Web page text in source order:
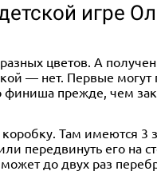
игре
цветов. А
— нет. Первые
финиша прежде, чем
Там имеются
передвинуть его на
может до двух раз